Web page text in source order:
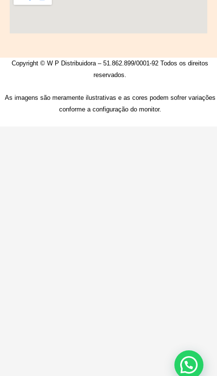
Copyright © W P Distribuidora – 51.862.899/0001-92 Todos os direitos
reservados.
As imagens são meramente ilustrativas e as cores podem sofrer variações
conforme a configuração do monitor.